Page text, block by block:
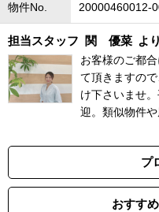
物件No. 20000460012-
担当スタッフ 関 優菜 より
お客様のご都
て頂きますの
け下さいませ
迎。類似物件
プ
おすす